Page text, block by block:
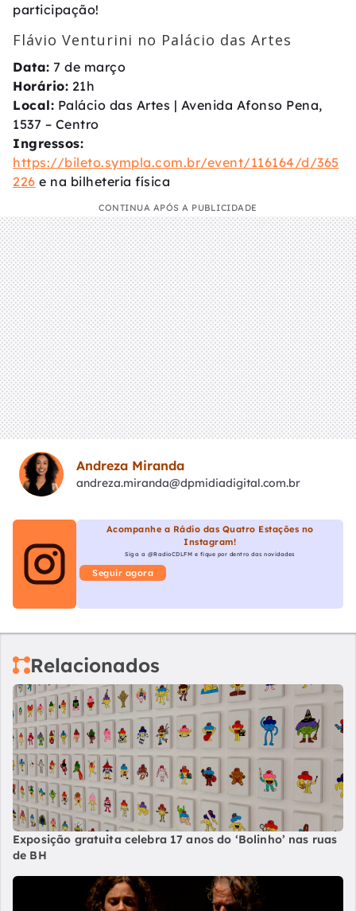
participação!
Flávio Venturini no Palácio das Artes
Data: 7 de março
Horário: 21h
Local: Palácio das Artes | Avenida Afonso Pena,
1537 – Centro
Ingressos:
https://bileto.sympla.com.br/event/116164/d/365
226 e na bilheteria física
CONTINUA APÓS A PUBLICIDADE
Andreza Miranda
andreza.miranda@dpmidiadigital.com.br
Acompanhe a Rádio das Quatro Estações no
Instagram!
Siga a @RadioCDLFM e fique por dentro das novidades
Seguir agora
Relacionados
Exposição gratuita celebra 17 anos do ‘Bolinho’ nas ruas
de BH